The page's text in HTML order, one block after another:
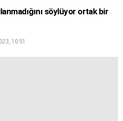
söylüyor ortak bir
10:51